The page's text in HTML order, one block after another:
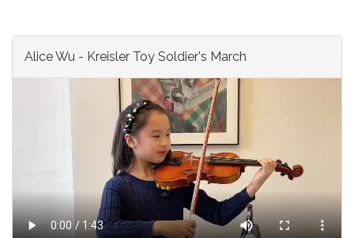
Alice Wu - Kreisler Toy Soldier's March